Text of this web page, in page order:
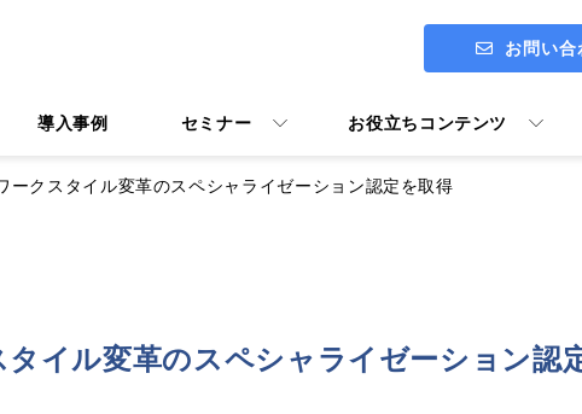
お問い合
Google Workspace導入支援 MY
導入事例 セミナー お役立ちコンテンツ
クスタイル変革のスペシャライゼーション認定を取得
イル変革のスペシャライゼーション認